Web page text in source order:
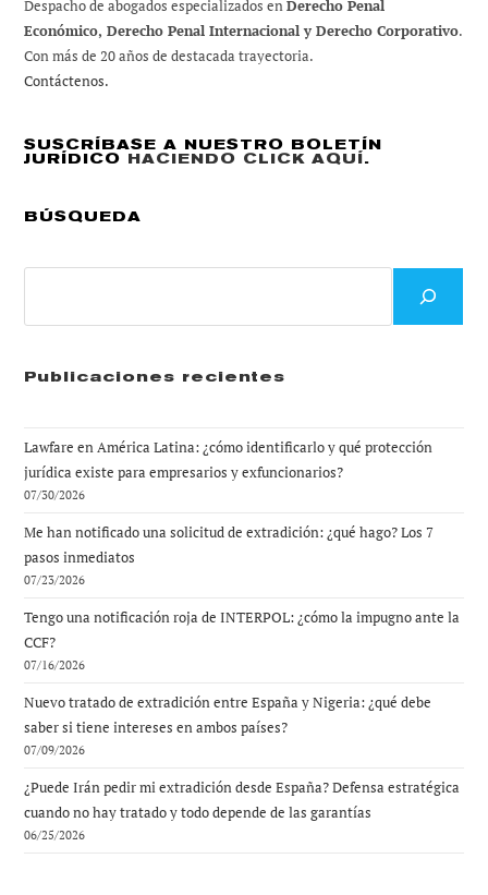
Despacho de abogados especializados enDerecho Penal
Económico, Derecho Penal Internacional y Derecho Corporativo.
Con más de 20 años de destacada trayectoria.
Contáctenos.
SUSCRÍBASE A NUESTRO BOLETÍN
JURÍDICO HACIENDO CLICK AQUÍ.
BÚSQUEDA
Publicaciones recientes
Lawfare en América Latina: ¿cómo identificarlo y qué protección
jurídica existe para empresarios y exfuncionarios?
07/30/2026
Me han notificado una solicitud de extradición: ¿qué hago? Los 7
pasos inmediatos
07/23/2026
Tengo una notificación roja de INTERPOL: ¿cómo la impugno ante la
CCF?
07/16/2026
Nuevo tratado de extradición entre España y Nigeria: ¿qué debe
saber si tiene intereses en ambos países?
07/09/2026
¿Puede Irán pedir mi extradición desde España? Defensa estratégica
cuando no hay tratado y todo depende de las garantías
06/25/2026